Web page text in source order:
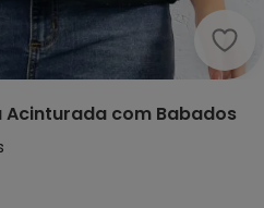
Acinturada com Babados